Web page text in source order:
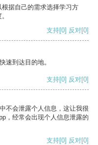
据自己的需求选择学习方
支持[0] 反对[0]
速到达目的地。
支持[0] 反对[0]
不会泄露个人信息，这让我很
，经常会出现个人信息泄露的
支持[0] 反对[0]